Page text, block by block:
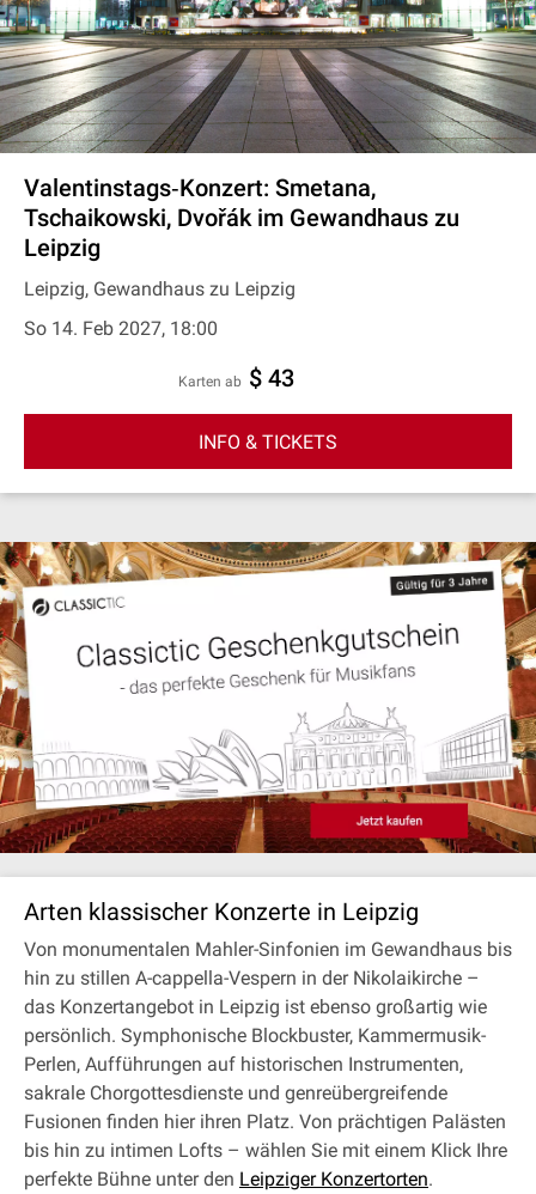
Valentinstags‐Konzert: Smetana,
Tschaikowski, Dvořák im Gewandhaus zu
Leipzig
Leipzig, Gewandhaus zu Leipzig
So 14. Feb 2027, 18:00
Karten ab $ 43
INFO & TICKETS
Arten klassischer Konzerte in Leipzig
Von monumentalen Mahler-Sinfonien im Gewandhaus bis
hin zu stillen A-cappella-Vespern in der Nikolaikirche –
das Konzertangebot in Leipzig ist ebenso großartig wie
persönlich. Symphonische Blockbuster, Kammermusik-
Perlen, Aufführungen auf historischen Instrumenten,
sakrale Chorgottesdienste und genreübergreifende
Fusionen finden hier ihren Platz. Von prächtigen Palästen
bis hin zu intimen Lofts – wählen Sie mit einem Klick Ihre
perfekte Bühne unter den Leipziger Konzertorten.